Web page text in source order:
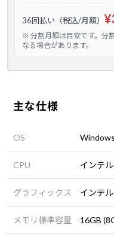
36回払い（税込/月額）
※ 分割月額は目安です。分
なる場合があります。
主な仕様
OS
CPU インテ
グラフィックス インテ
メモリ標準容量 16GB